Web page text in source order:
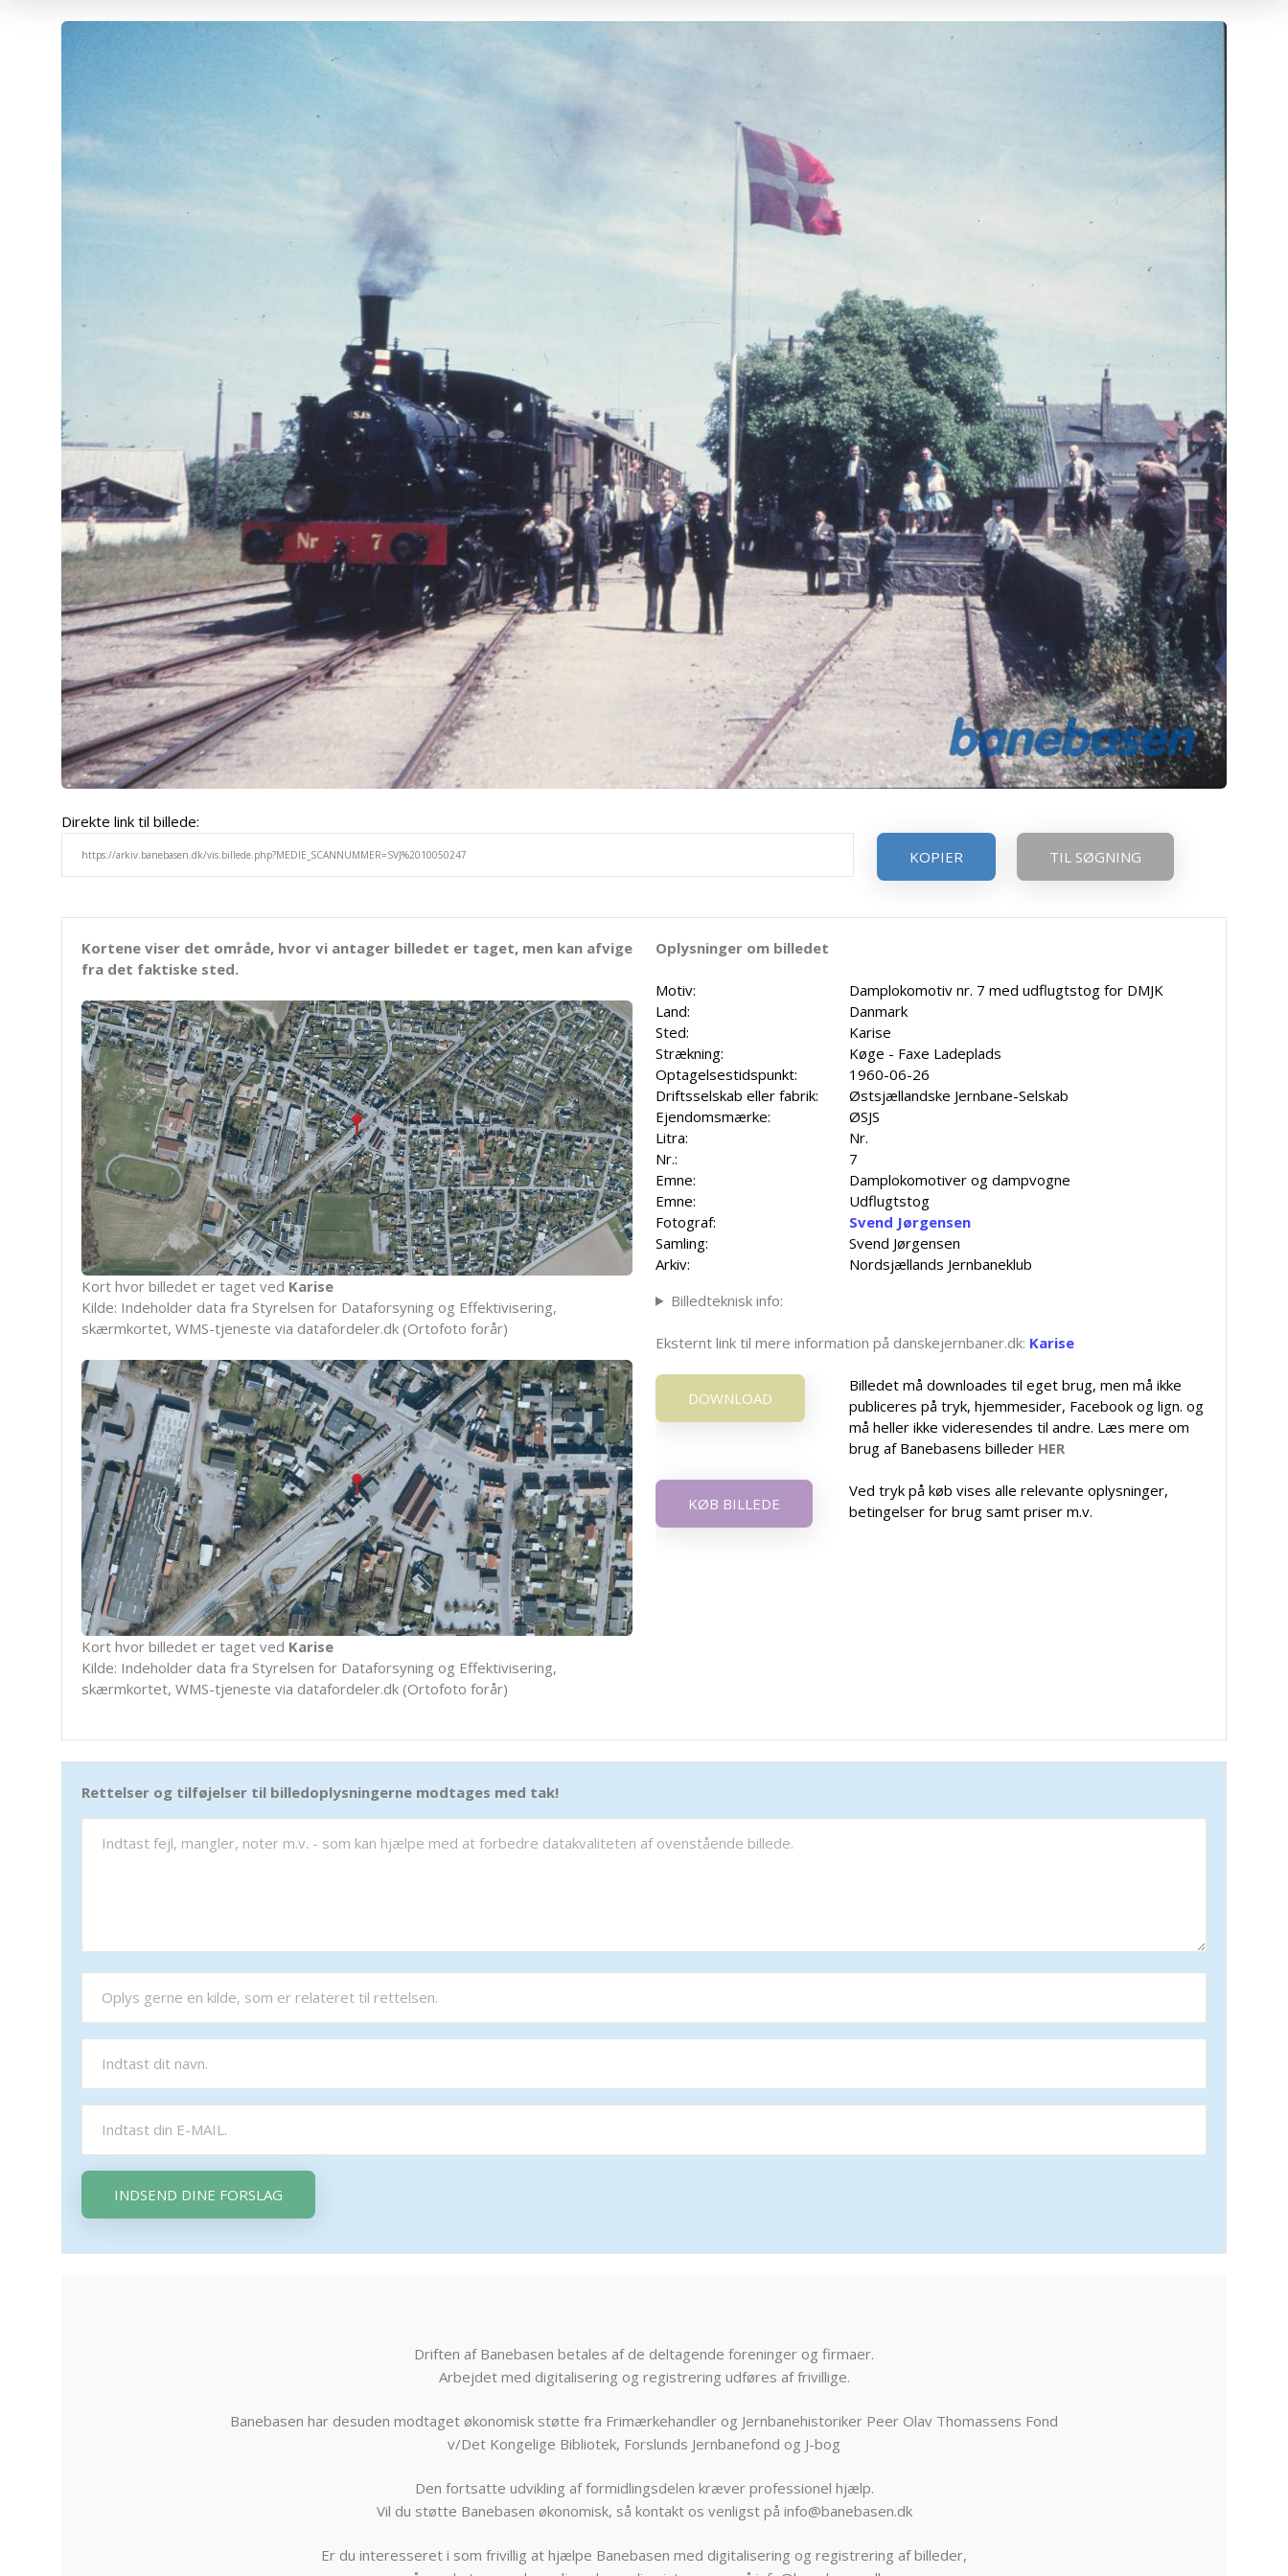
Direkte link til billede:
KOPIER
TIL SØGNING
Kortene viser det område, hvor vi antager billedet er taget, men kan afvige
fra det faktiske sted.
Kort hvor billedet er taget ved Karise
Kilde: Indeholder data fra Styrelsen for Dataforsyning og Effektivisering,
skærmkortet, WMS-tjeneste via datafordeler.dk (Ortofoto forår)
Kort hvor billedet er taget ved Karise
Kilde: Indeholder data fra Styrelsen for Dataforsyning og Effektivisering,
skærmkortet, WMS-tjeneste via datafordeler.dk (Ortofoto forår)
Oplysninger om billedet
Motiv:
Damplokomotiv nr. 7 med udflugtstog for DMJK
Land:
Danmark
Sted:
Karise
Strækning:
Køge - Faxe Ladeplads
Optagelsestidspunkt:
1960-06-26
Driftsselskab eller fabrik:
Østsjællandske Jernbane-Selskab
Ejendomsmærke:
ØSJS
Litra:
Nr.
Nr.:
7
Emne:
Damplokomotiver og dampvogne
Emne:
Udflugtstog
Fotograf:
Svend Jørgensen
Samling:
Svend Jørgensen
Arkiv:
Nordsjællands Jernbaneklub
Billedteknisk info:
Eksternt link til mere information på danskejernbaner.dk: Karise
DOWNLOAD
Billedet må downloades til eget brug, men må ikke
publiceres på tryk, hjemmesider, Facebook og lign. og
må heller ikke videresendes til andre. Læs mere om
brug af Banebasens billeder HER
KØB BILLEDE
Ved tryk på køb vises alle relevante oplysninger,
betingelser for brug samt priser m.v.
Rettelser og tilføjelser til billedoplysningerne modtages med tak!
INDSEND DINE FORSLAG
Driften af Banebasen betales af de deltagende foreninger og firmaer.
Arbejdet med digitalisering og registrering udføres af frivillige.
Banebasen har desuden modtaget økonomisk støtte fra Frimærkehandler og Jernbanehistoriker Peer Olav Thomassens Fond
v/Det Kongelige Bibliotek, Forslunds Jernbanefond og J-bog
Den fortsatte udvikling af formidlingsdelen kræver professionel hjælp.
Vil du støtte Banebasen økonomisk, så kontakt os venligst på info@banebasen.dk
Er du interesseret i som frivillig at hjælpe Banebasen med digitalisering og registrering af billeder,